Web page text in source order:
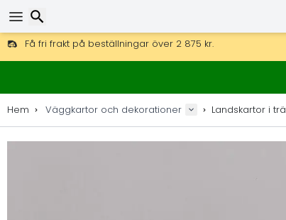
Få fri frakt på beställningar över 2 875 kr.
DHL Express över natten är också tillgängligt.
Hem Väggkartor och dekorationer Landskartor i trä